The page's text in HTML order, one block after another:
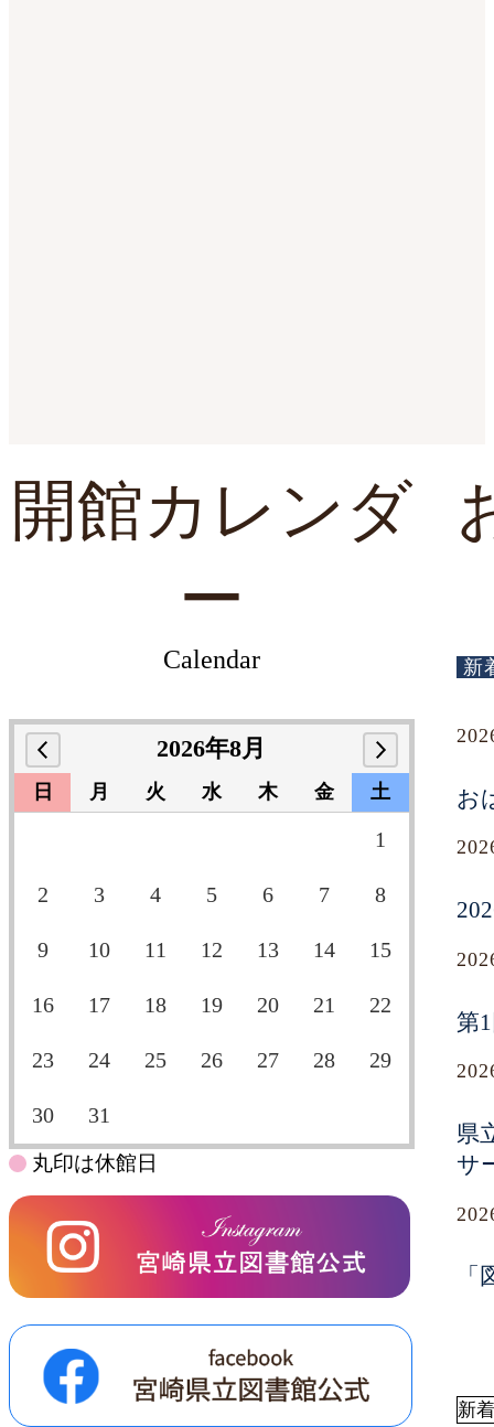
開館カレンダ
ー
Calendar
2026年8月
日 月 火 水 木 金 土
1
2 3 4 5 6 7 8
9 10 11 12 13 14 15
16 17 18 19 20 21 22
23 24 25 26 27 28 29
30 31
丸印は休館日
新
お
第
県
サ
新